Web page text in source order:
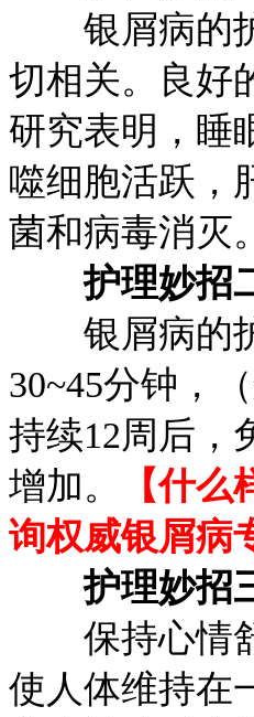
银屑病的护
切相关。良好
研究表明，睡
噬细胞活跃，
菌和病毒消灭。
护理妙招
银屑病的护
30~45分钟，
持续12周后，
增加。
【什
询权威银屑病
护理妙招
保持心情舒
使人体维持在